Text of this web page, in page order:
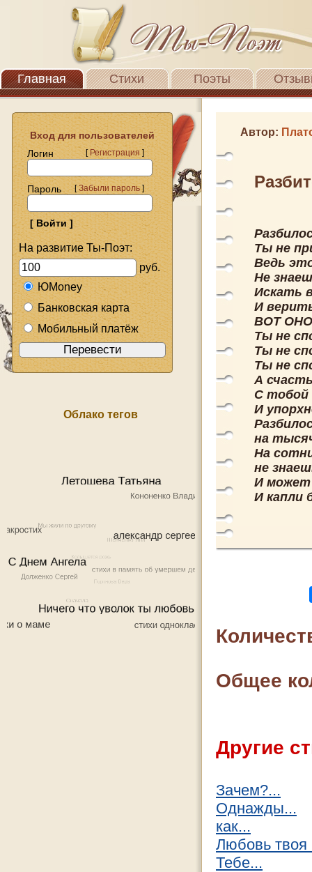
Главная Стихи Поэты
Вход для пользователей
Логин
[Регистрация]
Пароль [Забыли пароль]
На развитие Ты-Поэт:
руб.
ЮMoney
Банковская карта
Мобильный платёж
Облако тегов
Автор:
Ты не
Ведь
Не
Искать
И
ВОТ
Ты не
Ты не
Ты не
А
С тобой
И
на
На
не
И может
И капли
Общее
Другие
Зачем?...
Однажды...
как...
Любовь твоя
Тебе...